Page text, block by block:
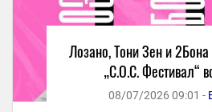
Лозано, Тони Зен и 2Бона
„С.О.С. Фестивал“
08/07/2026 09:01 -